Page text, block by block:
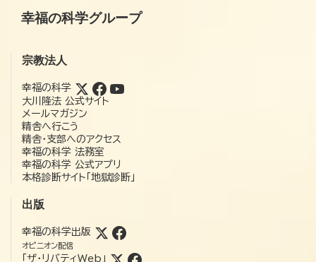
幸福の科学グループ
宗教法人
幸福の科学
大川隆法 公式サイト
メールマガジン
精舎へ行こう
精舎・支部へのアクセス
幸福の科学 法務室
幸福の科学 公式アプリ
本格診断サイト「地獄診断」
出版
幸福の科学出版
オピニオン配信
「ザ・リバティWeb」